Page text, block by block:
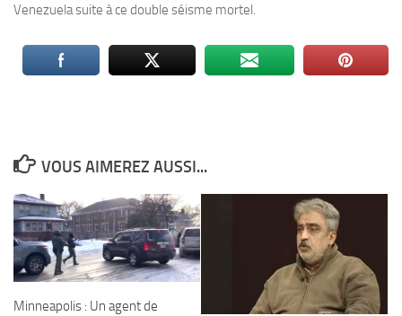
Venezuela suite à ce double séisme mortel.
VOUS AIMEREZ AUSSI...
Minneapolis : Un agent de